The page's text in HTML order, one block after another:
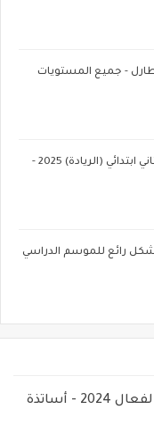
- جميع المستويات
كراسة الرياضيات للمستوى الثاني ابتدائي (الريادة) 2025 -
شكل رائع للموسم الدراسي
الدورة التكوينية في مقاربات التدريس الفعال 2024 - أساتذة